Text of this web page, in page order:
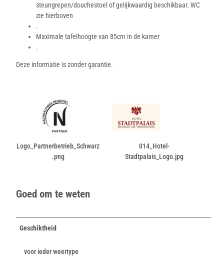
steungrepen/douchestoel of gelijkwaardig beschikbaar. WC
zie hierboven
.
Maximale tafelhoogte van 85cm in de kamer
.
Deze informatie is zonder garantie.
Logo_Partnerbetrieb_Schwarz
.png
014_Hotel-
Stadtpalais_Logo.jpg
Goed om te weten
Geschiktheid
voor ieder weertype